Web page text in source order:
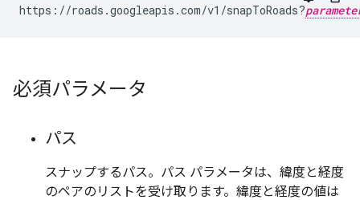
https://roads.googleapis.com/v1/snapToRoads?
必須パラメータ
パス
スナップするパス。パス パラメータは、緯度と経度
のペアのリストを受け取ります。緯度と経度の値は